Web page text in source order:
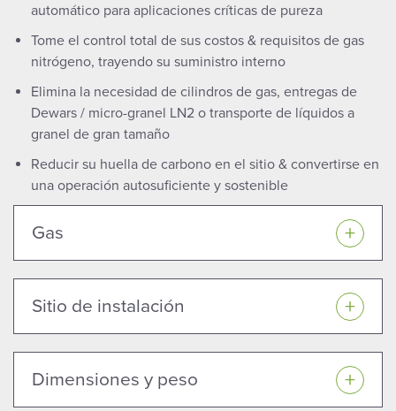
automático para aplicaciones críticas de pureza
Tome el control total de sus costos & requisitos de gas
nitrógeno, trayendo su suministro interno
Elimina la necesidad de cilindros de gas, entregas de
Dewars / micro-granel LN2 o transporte de líquidos a
granel de gran tamaño
Reducir su huella de carbono en el sitio & convertirse en
una operación autosuficiente y sostenible
Gas
Sitio de instalación
Dimensiones y peso